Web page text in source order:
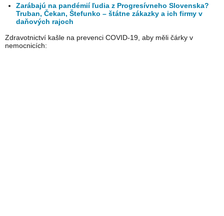
Zarábajú na pandémií ľudia z Progresívneho Slovenska?
Truban, Čekan, Štefunko – štátne zákazky a ich firmy v
daňových rajoch
Zdravotnictví kašle na prevenci COVID-19, aby měli čárky v
nemocnicích: